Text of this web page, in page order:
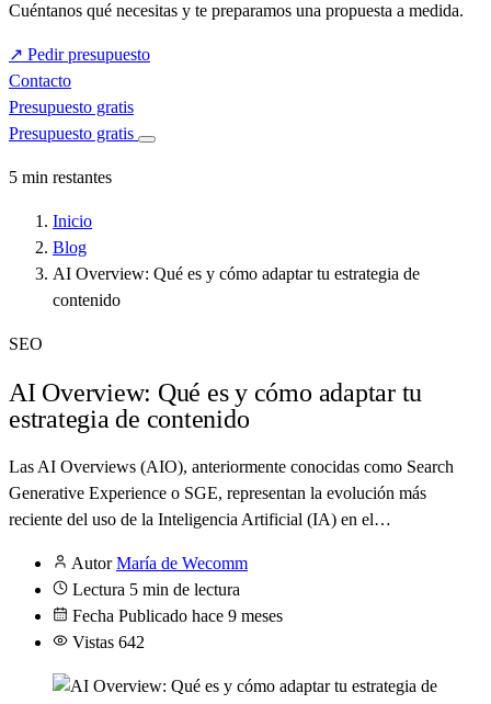
Cuéntanos qué necesitas y te preparamos una propuesta a medida.
↗ Pedir presupuesto
Contacto
Presupuesto gratis
Presupuesto gratis
5 min restantes
Inicio
Blog
AI Overview: Qué es y cómo adaptar tu estrategia de
contenido
SEO
AI Overview: Qué es y cómo adaptar tu
estrategia de contenido
Las AI Overviews (AIO), anteriormente conocidas como Search
Generative Experience o SGE, representan la evolución más
reciente del uso de la Inteligencia Artificial (IA) en el…
AutorMaría de Wecomm
Lectura 5 min de lectura
Fecha Publicado hace 9 meses
Vistas 642